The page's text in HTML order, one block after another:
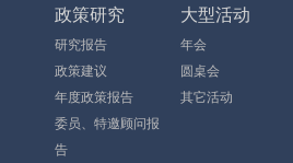
政策研究
研究报告
政策建议
年度政策报告
委员、特邀顾问报
告
大型活动
年会
圆桌会
其它活动